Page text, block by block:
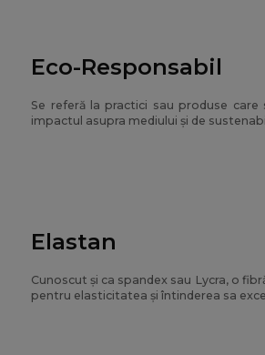
Eco-Responsabil
Se referă la practici sau produse
impactul asupra mediului și de
Elastan
Cunoscut și ca spandex sau Lycra, o
pentru elasticitatea și întinderea sa